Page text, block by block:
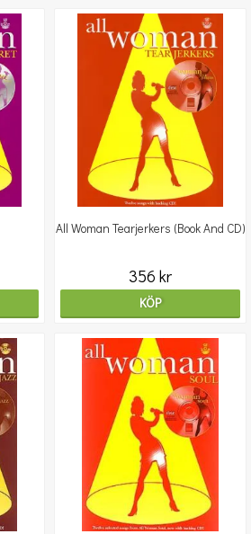
All Woman Tearjerkers (Book And CD)
356 kr
KÖP